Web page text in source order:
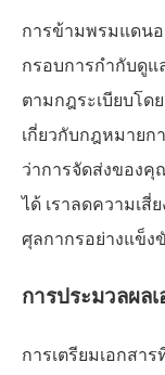
การข้ามพรมแดนอ
กรอบการกำกับดู
ตามกฎระเบียบโด
เกี่ยวกับกฎหมายก
ว่าการจัดส่งของ
ได้ เราลดความเสี่
ศุลกากรอย่างแข็ง
การประมวลผล
การเตรียมเอกสา